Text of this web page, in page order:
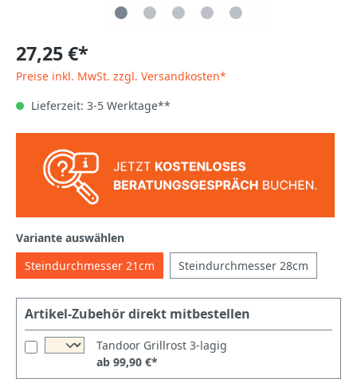
27,25 €*
Preise inkl. MwSt. zzgl. Versandkosten*
Lieferzeit: 3-5 Werktage**
Variante auswählen
Steindurchmesser 21cm
Steindurchmesser 28cm
Artikel-Zubehör direkt mitbestellen
Tandoor Grillrost 3-lagig
ab 99,90 €*